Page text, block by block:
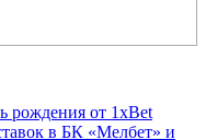
рождения от 1xBet
в БК «Мелбет» и